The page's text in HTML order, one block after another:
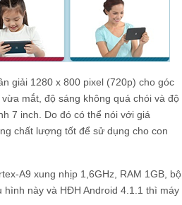
giải 1280 x 800 pixel (720p) cho góc
mắt, độ sáng không quá chói và độ
7 inch. Do đó có thể nói với giá
chất lượng tốt để sử dụng cho con
A9 xung nhịp 1,6GHz, RAM 1GB, bộ
hình này và HĐH Android 4.1.1 thì máy